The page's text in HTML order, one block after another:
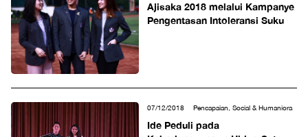
Ajisaka 2018 melalui Kampanye
Pengentasan Intoleransi Suku
07/12/2018 Pencapaian, Social & Humaniora
Ide Peduli pada